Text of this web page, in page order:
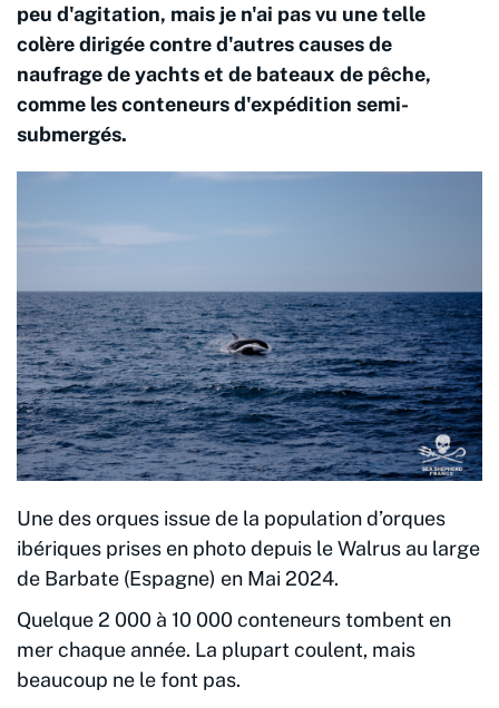
peu d'agitation, mais je n'ai pas vu une telle
colère dirigée contre d'autres causes de
naufrage de yachts et de bateaux de pêche,
comme les conteneurs d'expédition semi-
submergés.
Une des orques issue de la population d’orques
ibériques prises en photo depuis le Walrus au large
de Barbate (Espagne) en Mai 2024.
Quelque 2 000 à 10 000 conteneurs tombent en
mer chaque année. La plupart coulent, mais
beaucoup ne le font pas.